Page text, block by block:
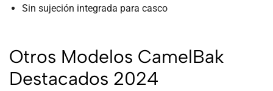
Sin sujeción integrada para casco
Otros Modelos CamelBak
Destacados 2024